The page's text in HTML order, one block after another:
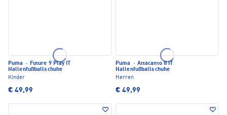
Puma · Future 9 Play IT
Hallenfußballschuhe
Kinder
€ 49,99
Puma · Attacanto II IT
Hallenfußballschuhe
Herren
€ 49,99